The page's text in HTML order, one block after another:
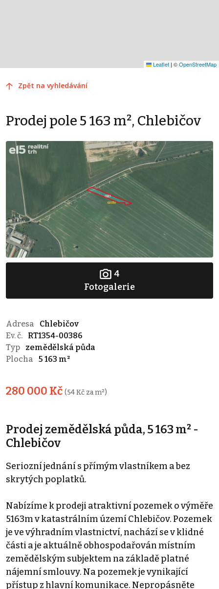
Leaflet | ©OpenStreetMap
Zpět na vyhledávání
Prodej pole 5 163 m², Chlebičov
4
Fotogalerie
Adresa
Chlebičov
Ev. č.
RT1354-00386
Typ
zemědělská půda
Plocha
5 163 m²
280 000 Kč (54 Kč za m²)
Prodej zemědělská půda, 5 163 m² -
Chlebičov
Seriozní jednání s přímým vlastníkem a bez
skrytých poplatků.
Nabízíme k prodeji atraktivní pozemek o výměře
5163m v katastrálním území Chlebičov. Pozemek
je ve výhradním vlastnictví, nachází se v klidné
části a je aktuálně obhospodařován místním
zemědělským subjektem na základě platné
nájemní smlouvy. Na pozemek je vynikající
přístup z hlavní komunikace. Nepropásněte